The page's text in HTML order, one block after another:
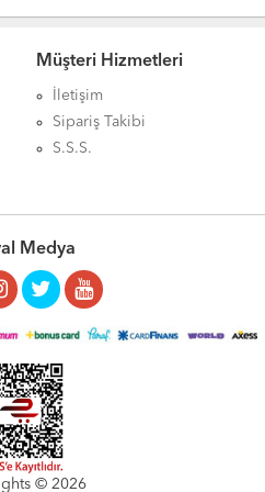
Baharat Acuka Baharatı 43g ürünü satış yerleri, Kahvaltılık Fişek
Fişek Baharat Acuka Baharatı 43g ürünü satan yerler, Kahvaltılık
Fişek Baharat Acuka Baharatı 43g ürünü nereden alınır,
satılıyor, Kahvaltılık Fişek Baharat Acuka Baharatı 43g ürünü
43g ürünü etkileri, Kahvaltılık Fişek Baharat Acuka Baharatı 43g
43g ürünü nerde, Kahvaltılık Fişek Baharat Acuka Baharatı
43g yan etkileri, Kahvaltılık Fişek Baharat Acuka Baharatı
Baharatı 43g nedir, Kahvaltılık Fişek Baharat Acuka Baharatı 43g
Baharatı 43g günde kaç kez kullanılır, Kahvaltılık Fişek Baharat
Acuka Baharatı 43g her gün kullanılırmı, Kahvaltılık Fişek
Kahvaltılık Fişek Baharat Acuka Baharatı 43g ne sıklıkla
satılırmı, Kahvaltılık Fişek Baharat Acuka Baharatı 43g ürünü
online alışveriş mağazalarında bulabilirsiniz.
Müşteri Hizmetleri
İletişim
Sipariş Takibi
S.S.S.
Medya
© 2026